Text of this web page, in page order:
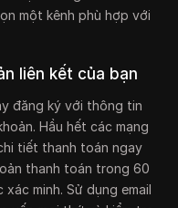
một kênh phù hợp với
liên kết của bạn
đăng ký với thông tin
Hầu hết các mạng
tiết thanh toán ngay
thanh toán trong 60
minh. Sử dụng email